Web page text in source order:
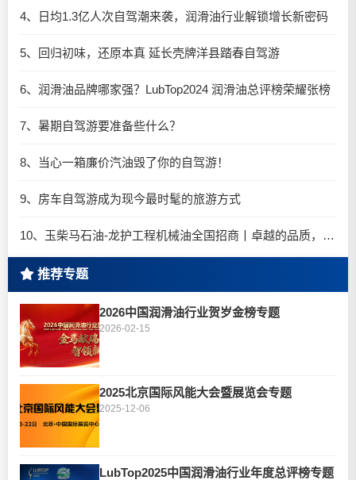
4、日均1.3亿人次自驾潮来袭，润滑油行业解锁增长新密码​
5、回归初味，还原本真 延长壳牌洋县踏春自驾游
6、润滑油品牌哪家强？LubTop2024 润滑油总评榜荣耀张榜
7、暑期自驾游要准备些什么？
8、当心一箱廉价汽油毁了你的自驾游！
9、房车自驾游成为现今最时髦的旅游方式
10、玉柴马石油-龙护工程机械油全国招商丨卓越的品质，专业的品牌！
推荐专题
2026中国润滑油行业贺岁金榜专题
2026-02-15
2025北京国际风能大会暨展览会专题
2025-12-06
LubTop2025中国润滑油行业年度总评榜专题